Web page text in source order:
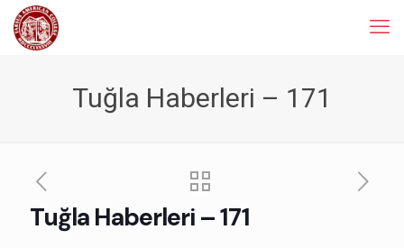
Tuğla Haberleri – 171
Tuğla Haberleri – 171